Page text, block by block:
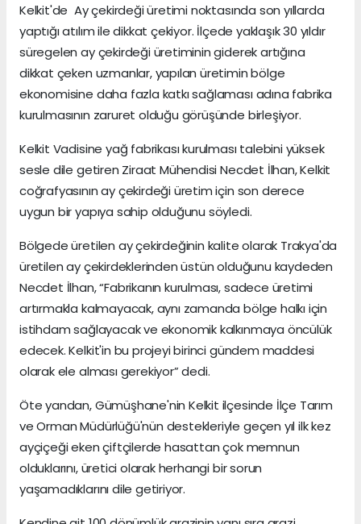
Kelkit'de Ay çekirdeği üretimi noktasında son yıllarda
yaptığı atılım ile dikkat çekiyor. İlçede yaklaşık 30 yıldır
süregelen ay çekirdeği üretiminin giderek artığına
dikkat çeken uzmanlar, yapılan üretimin bölge
ekonomisine daha fazla katkı sağlaması adına fabrika
kurulmasının zaruret olduğu görüşünde birleşiyor.
Kelkit Vadisine yağ fabrikası kurulması talebini yüksek
sesle dile getiren Ziraat Mühendisi Necdet İlhan, Kelkit
coğrafyasının ay çekirdeği üretim için son derece
uygun bir yapıya sahip olduğunu söyledi.
Bölgede üretilen ay çekirdeğinin kalite olarak Trakya'da
üretilen ay çekirdeklerinden üstün olduğunu kaydeden
Necdet İlhan, “Fabrikanın kurulması, sadece üretimi
artırmakla kalmayacak, aynı zamanda bölge halkı için
istihdam sağlayacak ve ekonomik kalkınmaya öncülük
edecek. Kelkit'in bu projeyi birinci gündem maddesi
olarak ele alması gerekiyor” dedi.
Öte yandan, Gümüşhane'nin Kelkit ilçesinde İlçe Tarım
ve Orman Müdürlüğü'nün destekleriyle geçen yıl ilk kez
ayçiçeği eken çiftçilerde hasattan çok memnun
olduklarını, üretici olarak herhangi bir sorun
yaşamadıklarını dile getiriyor.